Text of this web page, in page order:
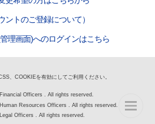
トのご登録について）
理画面)へのログインはこちら
、COOKIEを有効にしてご利用ください。
Officers . All rights reserved.
Resources Officers . All rights reserved.
Officers . All rights reserved.